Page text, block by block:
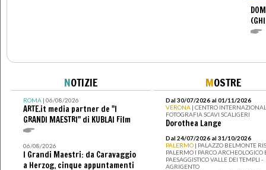
NOTIZIE
ROMA| 06/08/2026
ARTE.it media partner de "I
GRANDI MAESTRI" di KUBLAI Film
06/08/2026
I Grandi Maestri: da Caravaggio
a Herzog, cinque appuntamenti
MOSTRE
Dal 30/07/2026 al 01/11/2026
VERONA | CENTRO
FOTOGRAFIA SCAVI SCALIGERI
Dorothea Lange
Dal 24/07/2026 al 31/10/2026
PALERMO | PALAZZO BELMONTE
PALERMO I PARCO ARCHEOLOGICO
PAESAGGISTICO VALLE DEI TEMPLI -
AGRIGENTO